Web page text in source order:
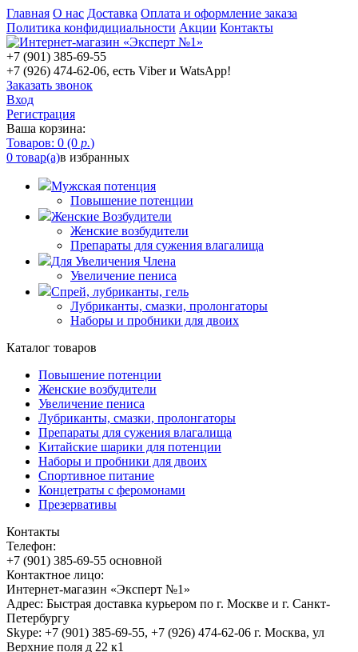
Главная О нас Доставка Оплата и оформление заказа
Политика конфидициальности Акции Контакты
+7 (901) 385-69-55
+7 (926) 474-62-06, есть Viber и WatsApp!
Заказать звонок
Вход
Регистрация
Ваша корзина:
Товаров: 0 (0 р.)
0 товар(а)в избранных
Мужская потенция
Повышение потенции
Женские Возбудители
Женские возбудители
Препараты для сужения влагалища
Для Увеличения Члена
Увеличение пениса
Спрей, лубриканты, гель
Лубриканты, смазки, пролонгаторы
Наборы и пробники для двоих
Каталог товаров
Повышение потенции
Женские возбудители
Увеличение пениса
Лубриканты, смазки, пролонгаторы
Препараты для сужения влагалища
Китайские шарики для потенции
Наборы и пробники для двоих
Спортивное питание
Концетраты с феромонами
Презервативы
Контакты
Телефон:
+7 (901) 385-69-55 основной
Контактное лицо:
Интернет-магазин «Эксперт №1»
Адрес: Быстрая доставка курьером по г. Москве и г. Санкт-
Петербургу
Skype: +7 (901) 385-69-55, +7 (926) 474-62-06 г. Москва, ул
Верхние поля д 22 к1